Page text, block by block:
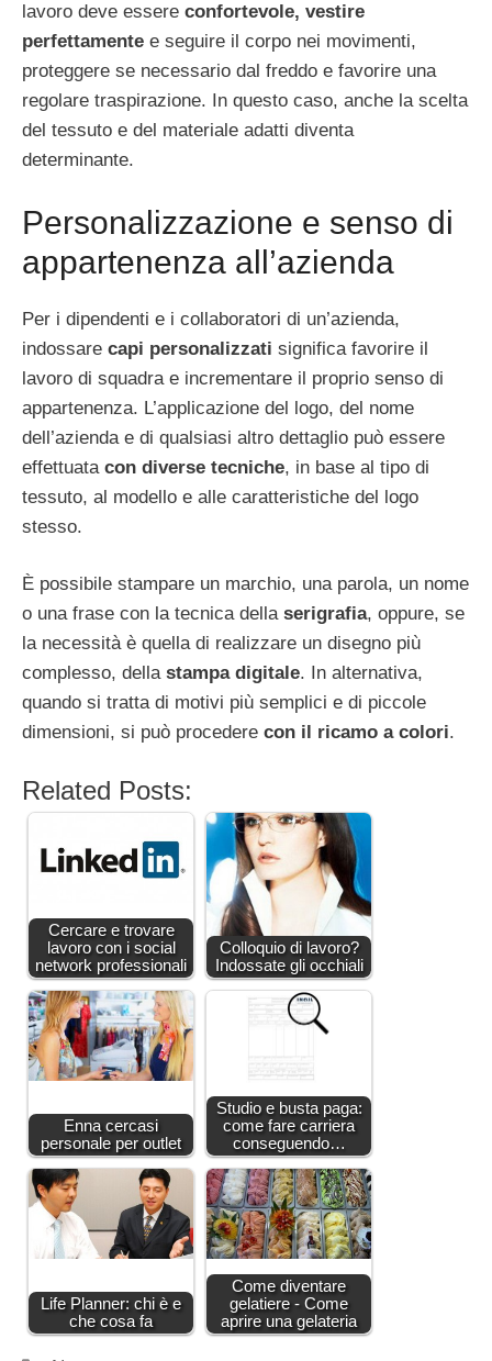
lavoro deve essere confortevole, vestire
perfettamente e seguire il corpo nei movimenti,
proteggere se necessario dal freddo e favorire una
regolare traspirazione. In questo caso, anche la scelta
del tessuto e del materiale adatti diventa
determinante.
Personalizzazione e senso di
appartenenza all’azienda
Per i dipendenti e i collaboratori di un’azienda,
indossare capi personalizzati significa favorire il
lavoro di squadra e incrementare il proprio senso di
appartenenza. L’applicazione del logo, del nome
dell’azienda e di qualsiasi altro dettaglio può essere
effettuata con diverse tecniche, in base al tipo di
tessuto, al modello e alle caratteristiche del logo
stesso.
È possibile stampare un marchio, una parola, un nome
o una frase con la tecnica della serigrafia, oppure, se
la necessità è quella di realizzare un disegno più
complesso, della stampa digitale. In alternativa,
quando si tratta di motivi più semplici e di piccole
dimensioni, si può procedere con il ricamo a colori.
Related Posts:
Cercare e trovare
lavoro con i social
network professionali
Colloquio di lavoro?
Indossate gli occhiali
Enna cercasi
personale per outlet
Studio e busta paga:
come fare carriera
conseguendo…
Life Planner: chi è e
che cosa fa
Come diventare
gelatiere - Come
aprire una gelateria